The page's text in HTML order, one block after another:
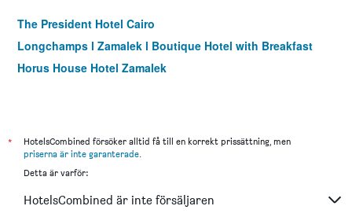
The President Hotel Cairo
Longchamps l Zamalek l Boutique Hotel with Breakfast
Horus House Hotel Zamalek
*
HotelsCombined försöker alltid få till en korrekt prissättning, men
priserna är inte garanterade.
Detta är varför:
HotelsCombined är inte försäljaren